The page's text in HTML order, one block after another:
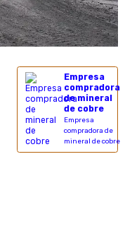
Empresa
compradora
de mineral
de cobre
Empresa
compradora de
mineral de cobre